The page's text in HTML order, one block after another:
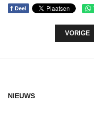
f Deel
VORIG
VORIGE
NIEUWS